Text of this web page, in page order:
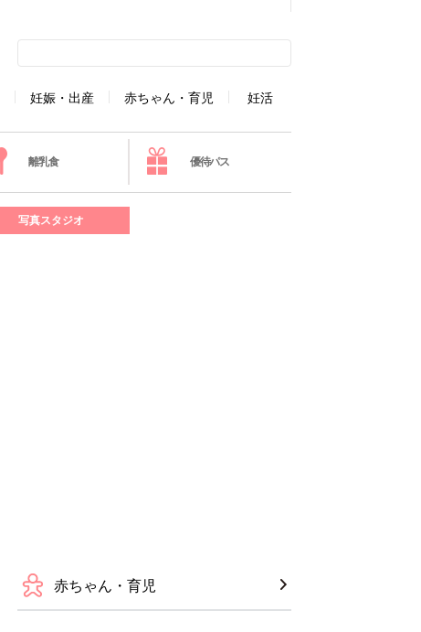
妊娠・出産 赤ちゃん・育児 妊活
離乳食 優待パス
写真スタジオ
赤ちゃん・育児